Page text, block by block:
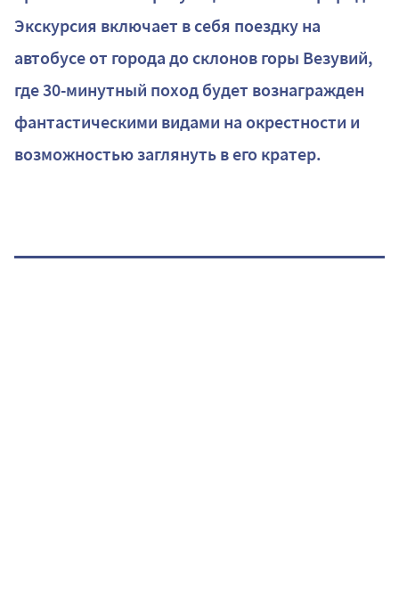
Экскурсия включает в себя поездку на
автобусе от города до склонов горы Везувий,
где 30-минутный поход будет вознагражден
фантастическими видами на окрестности и
возможностью заглянуть в его кратер.